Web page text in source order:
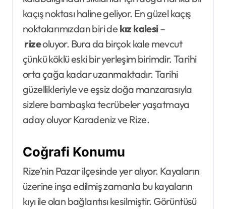
kaçış noktası haline geliyor. En güzel kaçış
noktalarımızdan biri de kız kalesi–
rizeoluyor. Bura da birçok kale mevcut
çünkü köklü eski bir yerleşim birimdir. Tarihi
orta çağa kadar uzanmaktadır. Tarihi
güzellikleriyle ve eşsiz doğa manzarasıyla
sizlere bambaşka tecrübeler yaşatmaya
aday oluyor Karadeniz ve Rize.
Coğrafi Konumu
Rize’nin Pazar ilçesinde yer alıyor. Kayaların
üzerine inşa edilmiş zamanla bu kayaların
kıyı ile olan bağlantısı kesilmiştir. Görüntüsü